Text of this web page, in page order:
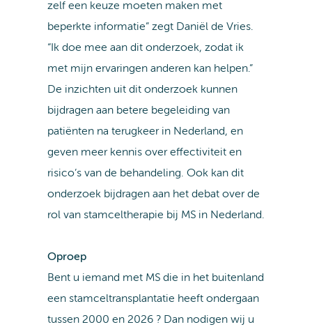
zelf een keuze moeten maken met
beperkte informatie” zegt Daniël de Vries.
“Ik doe mee aan dit onderzoek, zodat ik
met mijn ervaringen anderen kan helpen.”
De inzichten uit dit onderzoek kunnen
bijdragen aan betere begeleiding van
patiënten na terugkeer in Nederland, en
geven meer kennis over effectiviteit en
risico’s van de behandeling. Ook kan dit
onderzoek bijdragen aan het debat over de
rol van stamceltherapie bij MS in Nederland.
Oproep
Bent u iemand met MS die in het buitenland
een stamceltransplantatie heeft ondergaan
tussen 2000 en 2026 ? Dan nodigen wij u